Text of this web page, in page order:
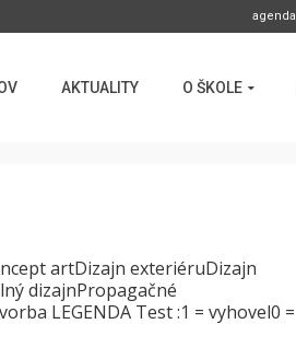
agenda
AKTUALITY O ŠKOLE
artDizajn exteriéruDizajn
dizajnPropagačné
LEGENDA Test :1 = vyhovel0 =